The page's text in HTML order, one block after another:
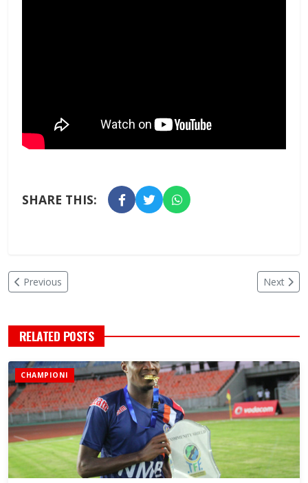
SHARE THIS:
Previous Next
RELATED POSTS
CHAMPIONI